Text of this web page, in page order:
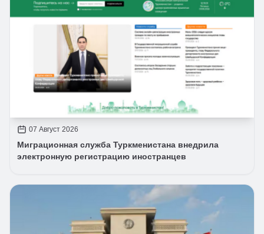
07 Август 2026
Миграционная служба Туркменистана внедрила
электронную регистрацию иностранцев